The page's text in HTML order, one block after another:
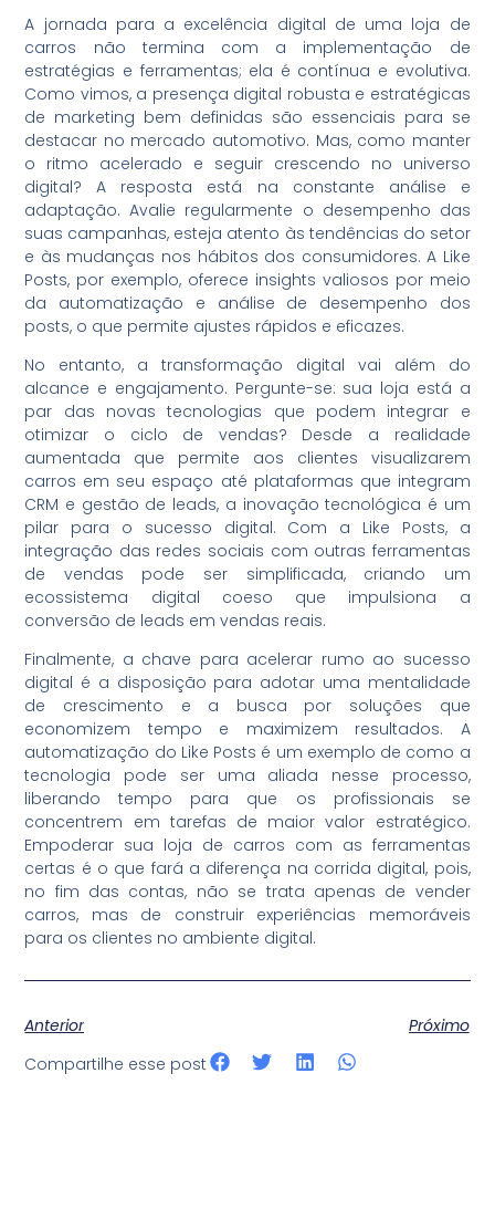
A jornada para a excelência digital de uma loja de
carros não termina com a implementação de
estratégias e ferramentas; ela é contínua e evolutiva.
Como vimos, a presença digital robusta e estratégicas
de marketing bem definidas são essenciais para se
destacar no mercado automotivo. Mas, como manter
o ritmo acelerado e seguir crescendo no universo
digital? A resposta está na constante análise e
adaptação. Avalie regularmente o desempenho das
suas campanhas, esteja atento às tendências do setor
e às mudanças nos hábitos dos consumidores. A Like
Posts, por exemplo, oferece insights valiosos por meio
da automatização e análise de desempenho dos
posts, o que permite ajustes rápidos e eficazes.
No entanto, a transformação digital vai além do
alcance e engajamento. Pergunte-se: sua loja está a
par das novas tecnologias que podem integrar e
otimizar o ciclo de vendas? Desde a realidade
aumentada que permite aos clientes visualizarem
carros em seu espaço até plataformas que integram
CRM e gestão de leads, a inovação tecnológica é um
pilar para o sucesso digital. Com a Like Posts, a
integração das redes sociais com outras ferramentas
de vendas pode ser simplificada, criando um
ecossistema digital coeso que impulsiona a
conversão de leads em vendas reais.
Finalmente, a chave para acelerar rumo ao sucesso
digital é a disposição para adotar uma mentalidade
de crescimento e a busca por soluções que
economizem tempo e maximizem resultados. A
automatização do Like Posts é um exemplo de como a
tecnologia pode ser uma aliada nesse processo,
liberando tempo para que os profissionais se
concentrem em tarefas de maior valor estratégico.
Empoderar sua loja de carros com as ferramentas
certas é o que fará a diferença na corrida digital, pois,
no fim das contas, não se trata apenas de vender
carros, mas de construir experiências memoráveis
para os clientes no ambiente digital.
Anterior
Próximo
Compartilhe esse post